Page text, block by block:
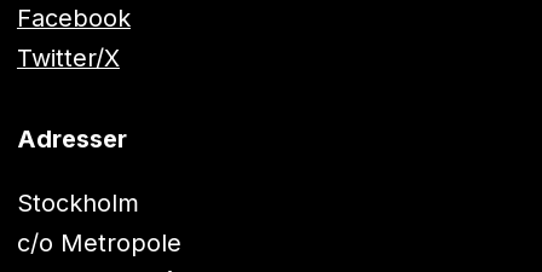
Facebook
Twitter/X
Adresser
Stockholm
c/o Metropole